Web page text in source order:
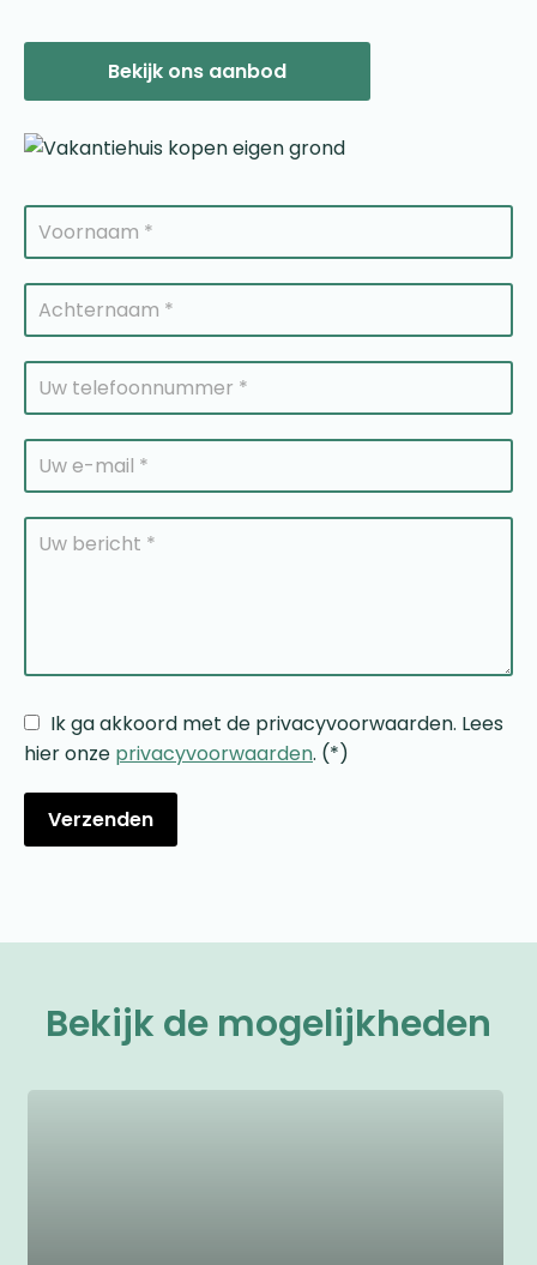
Bekijk ons aanbod
Ik ga akkoord met de privacyvoorwaarden. Lees
hier onze privacyvoorwaarden. (*)
Bekijk de mogelijkheden